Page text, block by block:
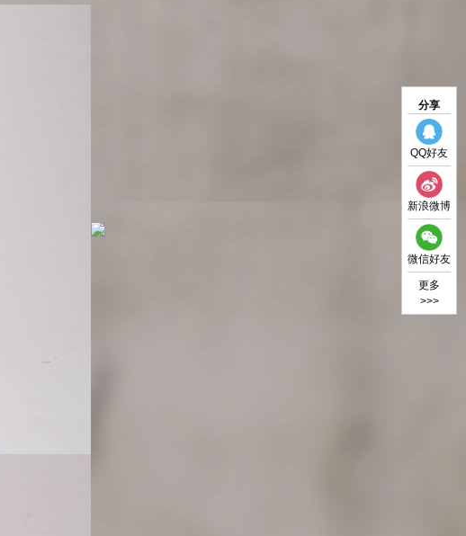
分享
QQ好友
新浪微博
微信好友
更多
>>>